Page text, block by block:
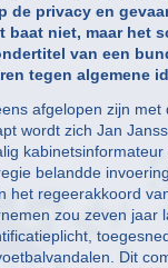
de privacy en
baat niet, maar het
van een
tegen algemene
afgelopen zijn
wordt zich Jan
kabinetsinformateur
belandde
het regeerakkoord
zou zeven jaar
Dit